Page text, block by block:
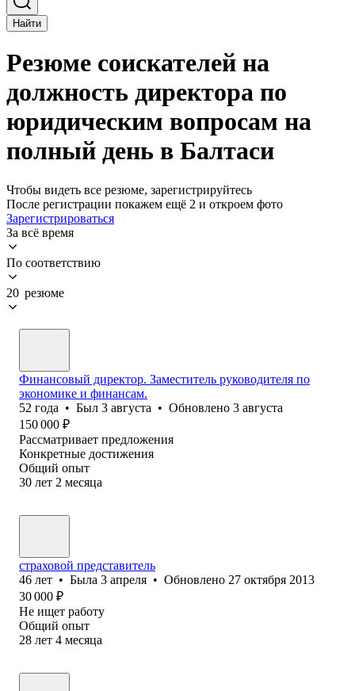
Найти
Резюме соискателей на
должность директора по
юридическим вопросам на
полный день в Балтаси
Чтобы видеть все резюме, зарегистрируйтесь
После регистрации покажем ещё 2 и откроем фото
Зарегистрироваться
За всё время
По соответствию
20 резюме
Финансовый директор. Заместитель руководителя по
экономике и финансам.
52 года • Был 3 августа • Обновлено 3 августа
150 000 ₽
Рассматривает предложения
Конкретные достижения
Общий опыт
30 лет 2 месяца
страховой представитель
46 лет • Была 3 апреля • Обновлено 27 октября 2013
30 000 ₽
Не ищет работу
Общий опыт
28 лет 4 месяца